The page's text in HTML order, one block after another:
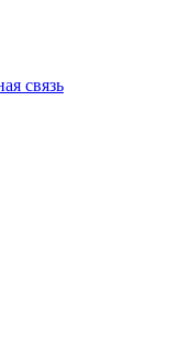
связь